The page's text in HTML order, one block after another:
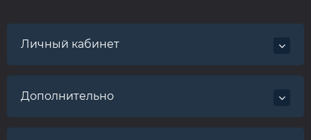
Личный кабинет
Дополнительно